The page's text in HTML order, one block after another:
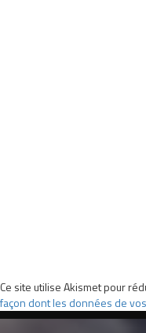
Ce site utilise Akismet pour
façon dont les données de